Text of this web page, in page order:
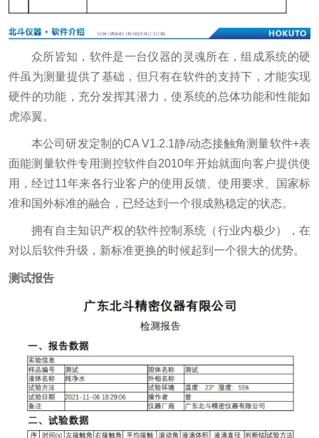
众所皆知，软件是一台仪器的灵魂所在，组成系统的硬
件虽为测量提供了基础，但只有在软件的支持下，才能实现
硬件的功能，充分发挥其潜力，使系统的总体功能和性能如
虎添翼。
本公司研发定制的CA V1.2.1静/动态接触角测量软件+表
面能测量软件专用测控软件自2010年开始就面向客户提供使
用，经过11年来各行业客户的使用反馈、使用要求、国家标
准和国外标准的融合，已经达到一个很成熟稳定的状态。
拥有自主知识产权的软件控制系统（行业内极少），在
对以后软件升级，新标准更换的时候起到一个很大的优势。
测试报告